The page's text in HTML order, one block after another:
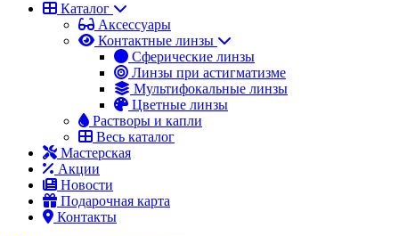
Каталог
Аксессуары
Контактные линзы
Сферические линзы
Линзы при астигматизме
Мультифокальные линзы
Цветные линзы
Растворы и капли
Весь каталог
Мастерская
Акции
Новости
Подарочная карта
Контакты